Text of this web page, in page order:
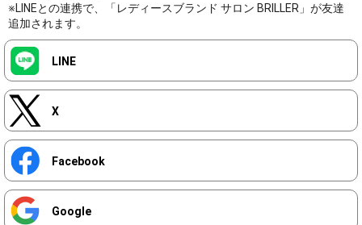
※LINEとの連携で、「レディースブランド サロン BRILLER」が友達
追加されます。
LINE
X
Facebook
Google